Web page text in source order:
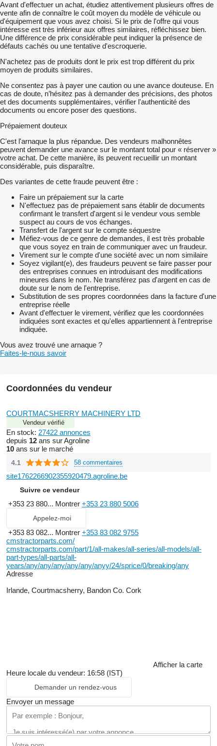
Avant d'effectuer un achat, étudiez attentivement plusieurs offres de
vente afin de connaître le coût moyen du modèle de véhicule ou
d'équipement que vous avez choisi. Si le prix de l'offre qui vous
intéresse est très inférieur aux offres similaires, réfléchissez bien.
Une différence de prix considérable peut indiquer la présence de
défauts cachés ou une tentative d'escroquerie.
N'achetez pas de produits dont le prix est trop différent du prix
moyen de produits similaires.
Ne consentez pas à payer une caution ou une avance douteuse. En
cas de doute, n’hésitez pas à demander des précisions, des photos
et des documents supplémentaires, vérifier l'authenticité des
documents ou encore poser des questions.
Prépaiement douteux
C'est l'arnaque la plus répandue. Des vendeurs malhonnêtes
peuvent demander une avance sur le montant total pour « réserver »
votre achat. De cette manière, ils peuvent recueillir un montant
considérable, puis disparaître.
Des variantes de cette fraude peuvent être :
Faire un prépaiement sur la carte
N'effectuez pas de prépaiement sans établir de documents
confirmant le transfert d'argent si le vendeur vous semble
suspect au cours de vos échanges.
Transfert de l'argent sur le compte séquestre
Méfiez-vous de ce genre de demandes, il est très probable
que vous soyez en train de communiquer avec un fraudeur.
Virement sur le compte d'une société avec un nom similaire
Soyez vigilant(e), des fraudeurs peuvent se faire passer pour
des entreprises connues en introduisant des modifications
mineures dans le nom. Ne transférez pas d'argent en cas de
doute sur le nom de l'entreprise.
Substitution de ses propres coordonnées dans la facture d'une
entreprise réelle
Avant d'effectuer le virement, vérifiez que les coordonnées
indiquées sont exactes et qu'elles appartiennent à l'entreprise
indiquée.
Vous avez trouvé une arnaque ?
Faites-le-nous savoir
Coordonnées du vendeur
COURTMACSHERRY MACHINERY LTD
Vendeur vérifié
En stock: 27422 annonces
depuis 12 ans sur Agroline
10 ans sur le marché
4.1 58 commentaires
site1762266902355920479.agroline.be
Suivre ce vendeur
+353 23 880... Montrer +353 23 880 5006
Appelez-moi
+353 83 082... Montrer +353 83 082 9755
cmstractorparts.com/
cmstractorparts.com/part/1/all-makes/all-series/all-models/all-
part-types/all-parts/all-
years/any/any/any/any/any/anyy/24/sprice/0/breaking/any
Adresse
Irlande, Courtmacsherry, Bandon Co. Cork
Afficher la carte
Heure locale du vendeur: 16:58 (IST)
Demander un rendez-vous
Envoyer un message